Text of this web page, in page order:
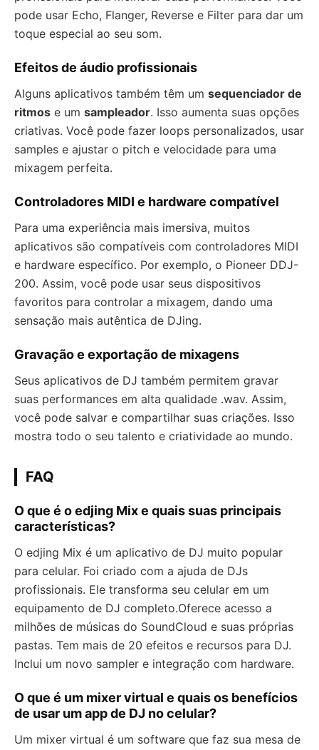
pode usar Echo, Flanger, Reverse e Filter para dar um
toque especial ao seu som.
Efeitos de áudio profissionais
Alguns aplicativos também têm um sequenciador de
ritmos e um sampleador. Isso aumenta suas opções
criativas. Você pode fazer loops personalizados, usar
samples e ajustar o pitch e velocidade para uma
mixagem perfeita.
Controladores MIDI e hardware compatível
Para uma experiência mais imersiva, muitos
aplicativos são compatíveis com controladores MIDI
e hardware específico. Por exemplo, o Pioneer DDJ-
200. Assim, você pode usar seus dispositivos
favoritos para controlar a mixagem, dando uma
sensação mais autêntica de DJing.
Gravação e exportação de mixagens
Seus aplicativos de DJ também permitem gravar
suas performances em alta qualidade .wav. Assim,
você pode salvar e compartilhar suas criações. Isso
mostra todo o seu talento e criatividade ao mundo.
FAQ
O que é o edjing Mix e quais suas principais
características?
O edjing Mix é um aplicativo de DJ muito popular
para celular. Foi criado com a ajuda de DJs
profissionais. Ele transforma seu celular em um
equipamento de DJ completo.Oferece acesso a
milhões de músicas do SoundCloud e suas próprias
pastas. Tem mais de 20 efeitos e recursos para DJ.
Inclui um novo sampler e integração com hardware.
O que é um mixer virtual e quais os benefícios
de usar um app de DJ no celular?
Um mixer virtual é um software que faz sua mesa de